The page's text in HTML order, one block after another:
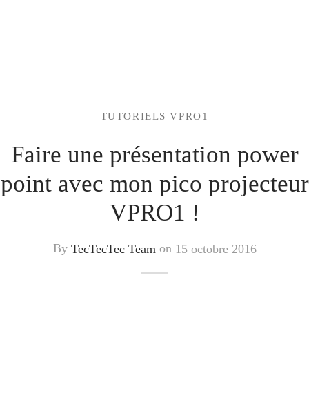
TUTORIELS VPRO1
Faire une présentation power
point avec mon pico projecteur
VPRO1 !
By TecTecTec Team on 15 octobre 2016